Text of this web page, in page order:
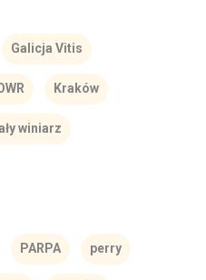
Galicja Vitis
Kraków
winiarz
PARPA perry